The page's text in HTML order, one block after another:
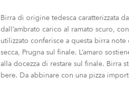
Birra di origine tedesca caratterizzata
dall’ambrato carico al ramato scuro,
utilizzato conferisce a questa birra
secca, Prugna sul finale. L’amaro
alla docezza di restare sul finale. Birra
bere. Da abbinare con una pizza